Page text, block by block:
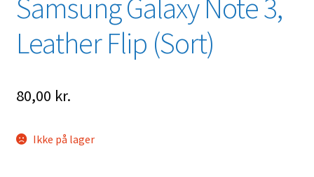
Samsung Galaxy Note 3,
Leather Flip (Sort)
80,00 kr.
Ikke på lager